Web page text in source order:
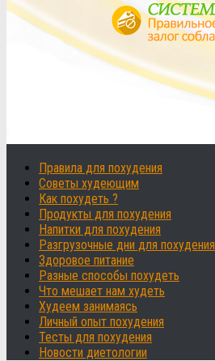
Правила для похудения
Советы худеющим
Как похудеть ?
Продукты для похудения
Напитки для похудения
Разгрузочные дни для похудения
Здоровое питание
Разные способы похудеть
Что мешает нам худеть
Худеем занимаясь
Личный опыт похудения
Тесты для похудения
Новости диетологии